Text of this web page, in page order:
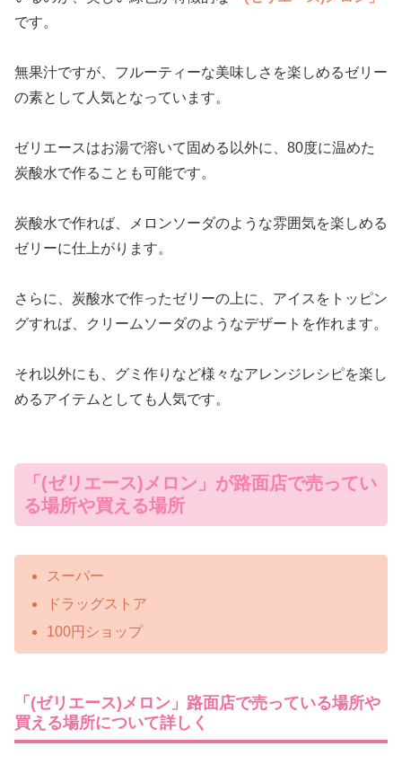
です。
無果汁ですが、フルーティーな美味しさを楽しめるゼリー
の素として人気となっています。
ゼリエースはお湯で溶いて固める以外に、80度に温めた
炭酸水で作ることも可能です。
炭酸水で作れば、メロンソーダのような雰囲気を楽しめる
ゼリーに仕上がります。
さらに、炭酸水で作ったゼリーの上に、アイスをトッピン
グすれば、クリームソーダのようなデザートを作れます。
それ以外にも、グミ作りなど様々なアレンジレシピを楽し
めるアイテムとしても人気です。
「(ゼリエース)メロン」が路面店で売ってい
る場所や買える場所
スーパー
ドラッグストア
100円ショップ
「(ゼリエース)メロン」路面店で売っている場所や
買える場所について詳しく